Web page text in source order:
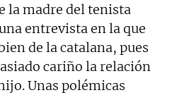
la madre del tenista
entrevista en la que
de la catalana, pues
cariño la relación
Unas polémicas